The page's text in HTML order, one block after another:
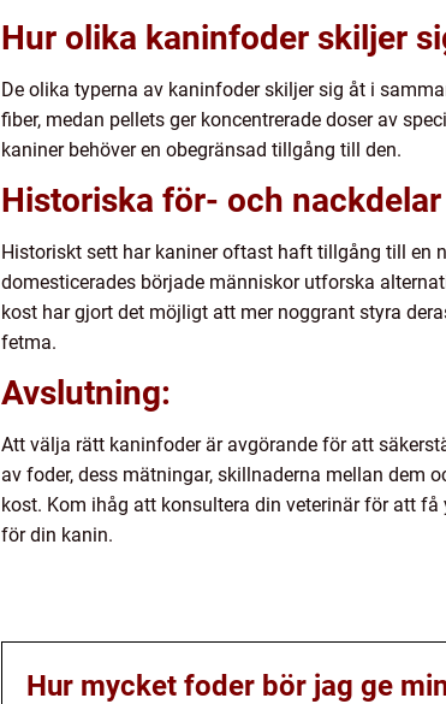
Hur olika kaninfoder skiljer
De olika typerna av kaninfoder skiljer sig åt i
fiber, medan pellets ger koncentrerade doser av
kaniner behöver en obegränsad tillgång till den.
Historiska för- och
Historiskt sett har kaniner oftast haft tillgång till en
domesticerades började människor utforska
kost har gjort det möjligt att mer noggrant styra
fetma.
Avslutning:
Att välja rätt kaninfoder är avgörande för att
av foder, dess mätningar, skillnaderna mellan dem
kost. Kom ihåg att konsultera din veterinär för att
för din kanin.
Hur mycket foder bör jag ge